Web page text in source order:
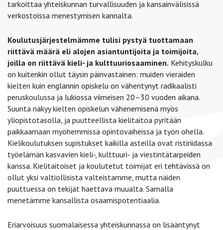
tarkoittaa yhteiskunnan turvallisuuden ja kansainvälisissä
verkostoissa menestymisen kannalta.
Koulutusjärjestelmämme tulisi pystyä tuottamaan
riittävä määrä eli alojen asiantuntijoita ja toimijoita,
joilla on riittävä kieli- ja kulttuuriosaaminen. Kehityskulku
on kuitenkin ollut täysin päinvastainen: muiden vieraiden
kielten kuin englannin opiskelu on vähentynyt radikaalisti
peruskoulussa ja lukiossa viimeisen 20–30 vuoden aikana.
Suunta näkyy kielten opiskelun vähenemisenä myös
yliopistotasolla, ja puutteellista kielitaitoa pyritään
paikkaamaan myöhemmissä opintovaiheissa ja työn ohella.
Kielikoulutuksen supistukset kaikilla asteilla ovat ristiriidassa
työelämän kasvavien kieli-, kulttuuri- ja viestintätarpeiden
kanssa. Kielitaitoiset ja koulutetut toimijat eri tehtävissä on
ollut yksi valtiollisista valteistamme, mutta näiden
puuttuessa on tekijät haettava muualta. Samalla
menetämme kansallista osaamispotentiaalia.
Eriarvoisuus suomalaisessa yhteiskunnassa on lisääntynyt